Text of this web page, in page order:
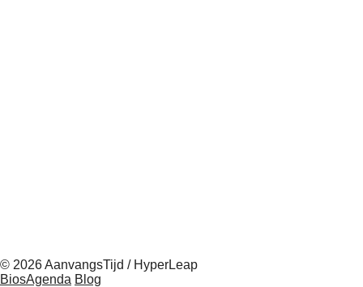
© 2026 AanvangsTijd / HyperLeap
BiosAgenda Blog